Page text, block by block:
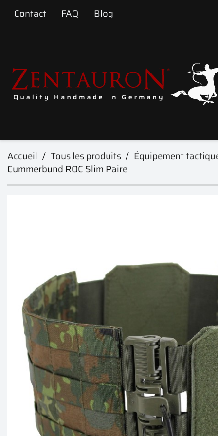
Contact FAQ Blog
Accueil Tous les produits
Équipement
Cummerbund ROC Slim Paire